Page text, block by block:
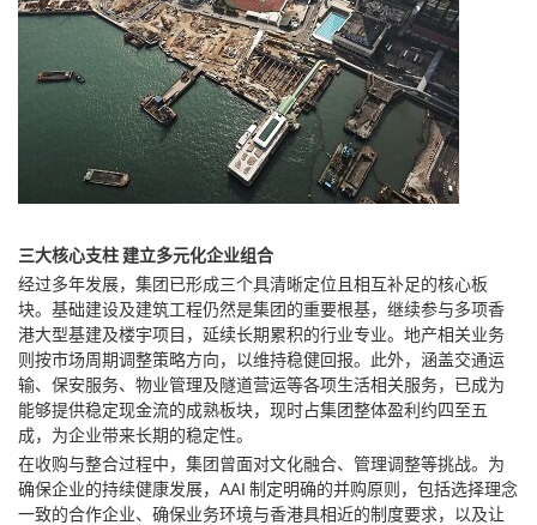
三大核心支柱 建立多元化企业组合
经过多年发展，集团已形成三个具清晰定位且相互补足的核心板
块。基础建设及建筑工程仍然是集团的重要根基，继续参与多项香
港大型基建及楼宇项目，延续长期累积的行业专业。地产相关业务
则按市场周期调整策略方向，以维持稳健回报。此外，涵盖交通运
输、保安服务、物业管理及隧道营运等各项生活相关服务，已成为
能够提供稳定现金流的成熟板块，现时占集团整体盈利约四至五
成，为企业带来长期的稳定性。
在收购与整合过程中，集团曾面对文化融合、管理调整等挑战。为
确保企业的持续健康发展，AAI 制定明确的并购原则，包括选择理念
一致的合作企业、确保业务环境与香港具相近的制度要求，以及让